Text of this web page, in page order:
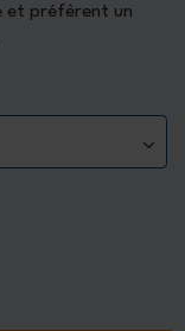
et préfèrent un